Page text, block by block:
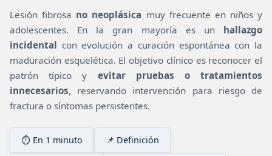
Lesión fibrosa no neoplásica muy frecuente en niños y
adolescentes. En la gran mayoría es un hallazgo
incidental con evolución a curación espontánea con la
maduración esquelética. El objetivo clínico es reconocer el
patrón típico y evitar pruebas o tratamientos
innecesarios, reservando intervención para riesgo de
fractura o síntomas persistentes.
⏱️ En 1 minuto 📌 Definición